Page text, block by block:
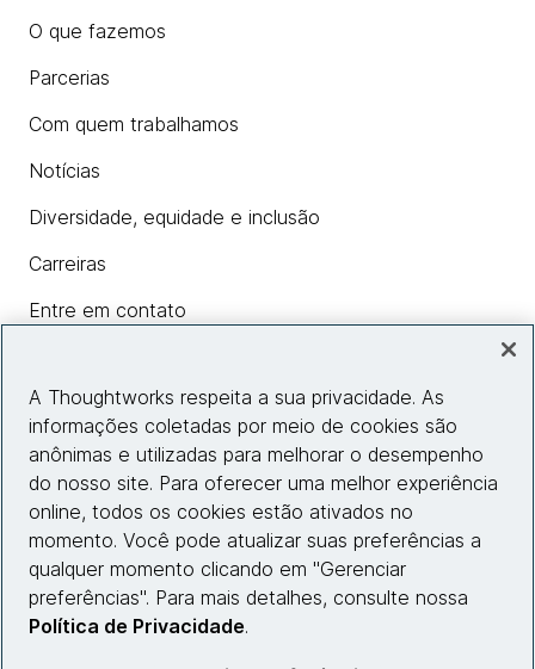
O que fazemos
Parcerias
Com quem trabalhamos
Notícias
Diversidade, equidade e inclusão
Carreiras
Entre em contato
Insights
Informações do site
Entre em contato
A Thoughtworks respeita a sua privacidade. As
informações coletadas por meio de cookies são
anônimas e utilizadas para melhorar o desempenho
do nosso site. Para oferecer uma melhor experiência
online, todos os cookies estão ativados no
momento. Você pode atualizar suas preferências a
qualquer momento clicando em "Gerenciar
preferências". Para mais detalhes, consulte nossa
Política de Privacidade.